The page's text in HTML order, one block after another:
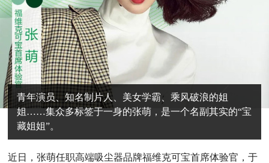
青年演员、知名制片人、美女学霸、乘风破浪的姐
姐……集众多标签于一身的张萌，是一个名副其实的“宝
藏姐姐”。
近日，张萌任职高端吸尘器品牌福维克可宝首席体验官，于